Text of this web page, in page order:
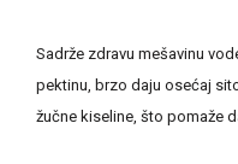
Sadrže zdravu mešavinu
pektinu, brzo daju osećaj
žučne kiseline, što pomaže